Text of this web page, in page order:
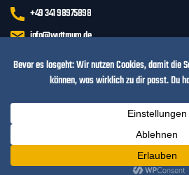
+49 341 98975898
info@wuttraum.de
Standorte
WUTTRAUM LEIPZIG: Torweg 1, 04435 Schkeuditz
WUTBOX GRIMMA: Südstraße 80 Gebäude 86.2,
Copyright © 2026 WUTTRAUM ·